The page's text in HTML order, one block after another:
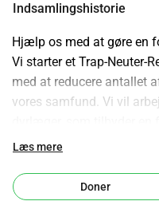
Indsamlingshistorie
Hjælp os med at gøre en
Vi starter et Trap-Neuter-
med at reducere antallet
vores samfund. Vi vil
hankat for kastrering og
ville være dybt
hjælpe os med at nå
Læs mere
Doner